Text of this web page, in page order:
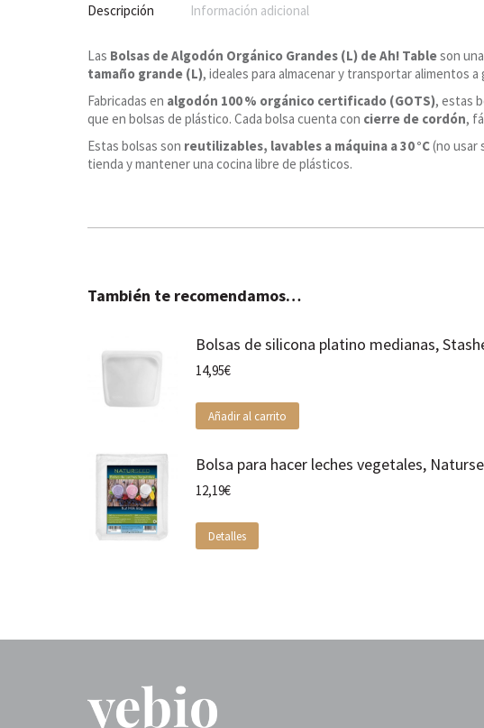
Descripción Información adicional
Las Bolsas de Algodón Orgánico Grandes (L) de Ah! Tableson
tamaño grande (L), ideales para almacenar y transportar alimentos
Fabricadas en algodón 100 % orgánico certificado (GOTS), estas
que en bolsas de plástico. Cada bolsa cuenta con cierre de cordón,
Estas bolsas son reutilizables, lavables a máquina a 30 °C(no usar
tienda y mantener una cocina libre de plásticos.
También te recomendamos…
Bolsas de silicona platino medianas,
14,95€
Añadir al carrito
Bolsa para hacer leches vegetales,
12,19€
Detalles